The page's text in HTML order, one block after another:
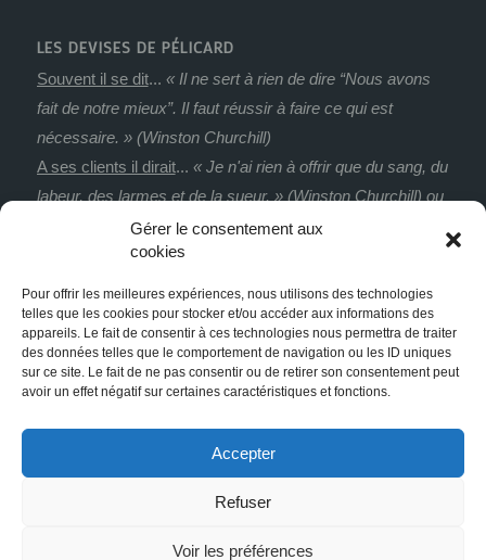
Gérer le consentement aux
cookies
Pour offrir les meilleures expériences, nous utilisons des technologies
telles que les cookies pour stocker et/ou accéder aux informations des
appareils. Le fait de consentir à ces technologies nous permettra de traiter
des données telles que le comportement de navigation ou les ID uniques
sur ce site. Le fait de ne pas consentir ou de retirer son consentement peut
avoir un effet négatif sur certaines caractéristiques et fonctions.
Accepter
Refuser
Voir les préférences
LES DEVISES DE PÉLICARD
Souvent il se dit... « Il ne sert à rien de dire “Nous avons
fait de notre mieux”. Il faut réussir à faire ce qui est
nécessaire. » (Winston Churchill)
A ses clients il dirait... « Je n'ai rien à offrir que du sang, du
labeur, des larmes et de la sueur. » (Winston Churchill) ou
« Dans le noir, toutes les couleurs s’accordent. » (Francis
...
d’avis. Pourvu que ce soit dans le bon sens. » (Winston
Churchill)
La satisfaction ultime...« Il y a des jours où je pense que
je vais mourir d'une overdose d'autosatisfaction. »
(Salvador Dali)